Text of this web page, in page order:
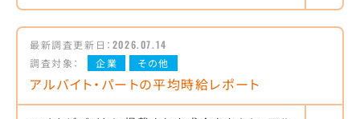
最新調査更新日： 2026.07.14
調査対象：
企業 その他
アルバイト・パートの平均時給レポート